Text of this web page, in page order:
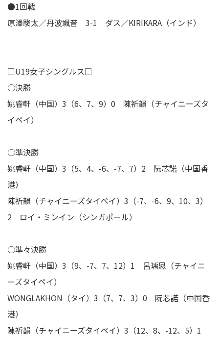
●1回戦
原澤駿太／丹波颯音 3-1 ダス／KIRIKARA（インド）
□U19女子シングルス□
○決勝
姚睿軒（中国）3（6、7、9）0 陳祈韻（チャイニーズタ
イペイ）
○準決勝
姚睿軒（中国）3（5、4、-6、-7、7）2 阮芯諾（中国香
港）
陳祈韻（チャイニーズタイペイ）3（-7、-6、9、10、3）
2 ロイ・ミンイン（シンガポール）
○準々決勝
姚睿軒（中国）3（9、-7、7、12）1 呂瑀恩（チャイニ
ーズタイペイ）
WONGLAKHON（タイ）3（7、7、3）0 阮芯諾（中国香
港）
陳祈韻（チャイニーズタイペイ）3（12、8、-12、5）1